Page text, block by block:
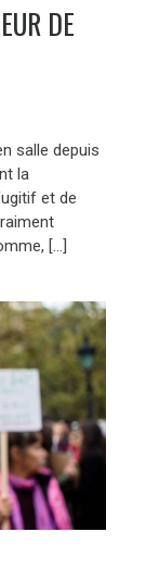
DE
salle depuis
la
et de
[…]